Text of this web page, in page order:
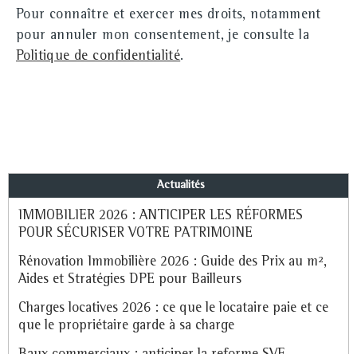
Pour connaître et exercer mes droits, notamment
pour annuler mon consentement, je consulte la
Politique de confidentialité.
Actualités
IMMOBILIER 2026 : ANTICIPER LES RÉFORMES
POUR SÉCURISER VOTRE PATRIMOINE
Rénovation Immobilière 2026 : Guide des Prix au m²,
Aides et Stratégies DPE pour Bailleurs
Charges locatives 2026 : ce que le locataire paie et ce
que le propriétaire garde à sa charge